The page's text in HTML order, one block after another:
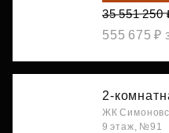
35 551 250
555 675 ₽
2-
ЖК
9 этаж, №91